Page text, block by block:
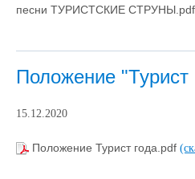
песни ТУРИСТСКИЕ СТРУНЫ.pdf
Положение "Турист
15.12.2020
Положение Турист года.pdf